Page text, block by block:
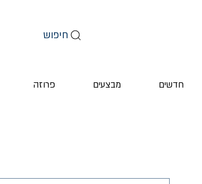
חיפוש
חדשים מבצעים פרוזה